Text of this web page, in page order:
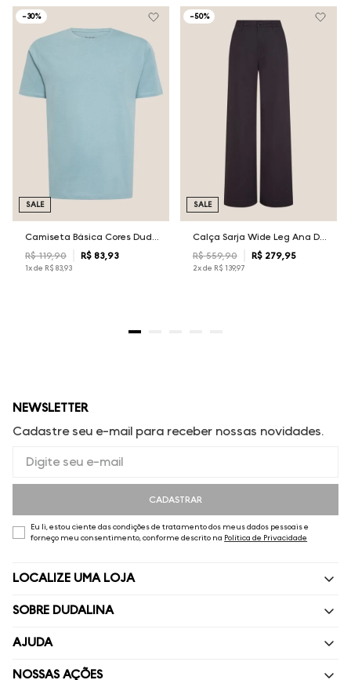
-30%
R$ 119,90 R$ 83, 93
1x de R$ 83,93
SALE
-50%
Calça Sarja Wide Leg Ana Dudalina Feminina
R$ 559,90 R$ 279, 95
2x de R$ 139,97
SALE
NEWSLETTER
Cadastre seu e-mail para receber nossas novidades.
CADASTRAR
Eu li, estou ciente das condições de tratamento dos meus dados pessoais e
forneço meu consentimento, conforme descrito na Política de Privacidade
LOCALIZE UMA LOJA
SOBRE DUDALINA
Quem Somos
Nossas Lojas
AJUDA
Perguntas Frequentes
NOSSAS AÇÕES